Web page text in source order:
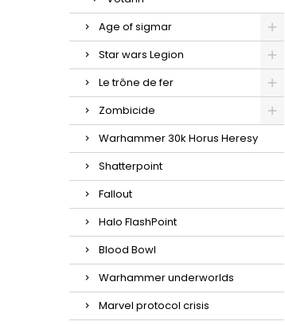
Age of sigmar
Star wars Legion
Le trône de fer
Zombicide
Warhammer 30k Horus Heresy
Shatterpoint
Fallout
Halo FlashPoint
Blood Bowl
Warhammer underworlds
Marvel protocol crisis